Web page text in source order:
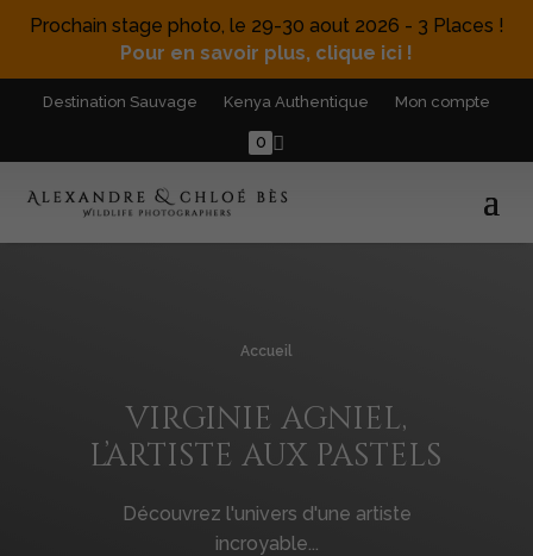
Prochain stage photo, le 29-30 aout 2026 - 3 Places !
Pour en savoir plus, clique ici !
Destination Sauvage Kenya Authentique Mon compte
0
Accueil
virginie agniel,
l’artiste aux pastels
Découvrez l'univers d'une artiste
incroyable...